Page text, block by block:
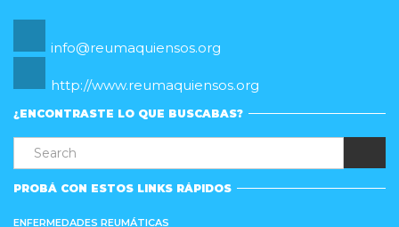
info@reumaquiensos.org
http://www.reumaquiensos.org
¿ENCONTRASTE LO QUE BUSCABAS?
PROBÁ CON ESTOS LINKS RÁPIDOS
ENFERMEDADES REUMÁTICAS